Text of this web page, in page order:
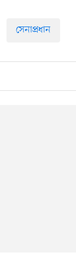
সেনাপ্রধান